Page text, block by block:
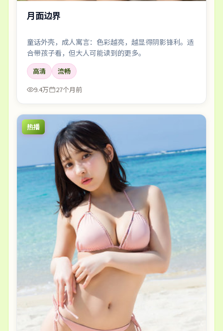
月面边界
童话外壳，成人寓言：色彩越亮，越显得阴影锋利。适
合带孩子看，但大人可能读到的更多。
高清
流畅
9.4万
27个月前
热播